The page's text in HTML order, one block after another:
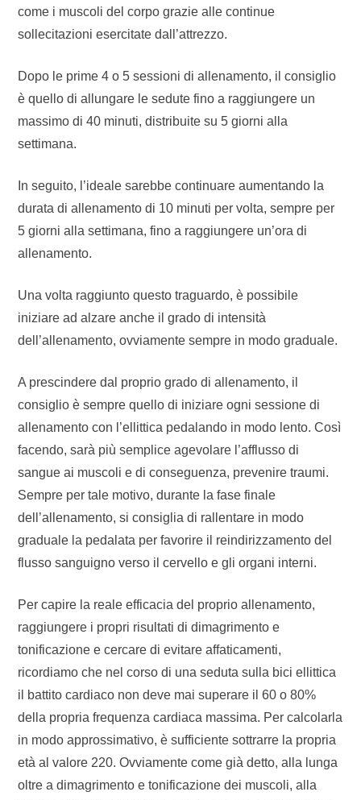
come i muscoli del corpo grazie alle continue
sollecitazioni esercitate dall’attrezzo.
Dopo le prime 4 o 5 sessioni di allenamento, il consiglio
è quello di allungare le sedute fino a raggiungere un
massimo di 40 minuti, distribuite su 5 giorni alla
settimana.
In seguito, l’ideale sarebbe continuare aumentando la
durata di allenamento di 10 minuti per volta, sempre per
5 giorni alla settimana, fino a raggiungere un’ora di
allenamento.
Una volta raggiunto questo traguardo, è possibile
iniziare ad alzare anche il grado di intensità
dell’allenamento, ovviamente sempre in modo graduale.
A prescindere dal proprio grado di allenamento, il
consiglio è sempre quello di iniziare ogni sessione di
allenamento con l’ellittica pedalando in modo lento. Così
facendo, sarà più semplice agevolare l’afflusso di
sangue ai muscoli e di conseguenza, prevenire traumi.
Sempre per tale motivo, durante la fase finale
dell’allenamento, si consiglia di rallentare in modo
graduale la pedalata per favorire il reindirizzamento del
flusso sanguigno verso il cervello e gli organi interni.
Per capire la reale efficacia del proprio allenamento,
raggiungere i propri risultati di dimagrimento e
tonificazione e cercare di evitare affaticamenti,
ricordiamo che nel corso di una seduta sulla bici ellittica
il battito cardiaco non deve mai superare il 60 o 80%
della propria frequenza cardiaca massima. Per calcolarla
in modo approssimativo, è sufficiente sottrarre la propria
età al valore 220. Ovviamente come già detto, alla lunga
oltre a dimagrimento e tonificazione dei muscoli, alla